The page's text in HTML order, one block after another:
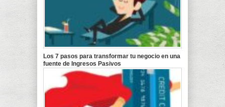
Los 7 pasos para transformar tu negocio en una
fuente de Ingresos Pasivos